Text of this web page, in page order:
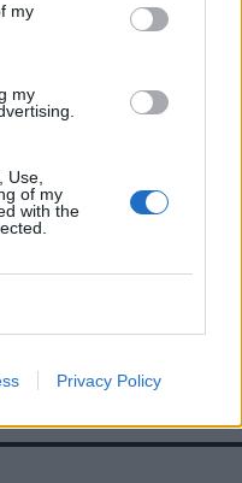
my
my
Use,
of my
with the
Privacy Policy